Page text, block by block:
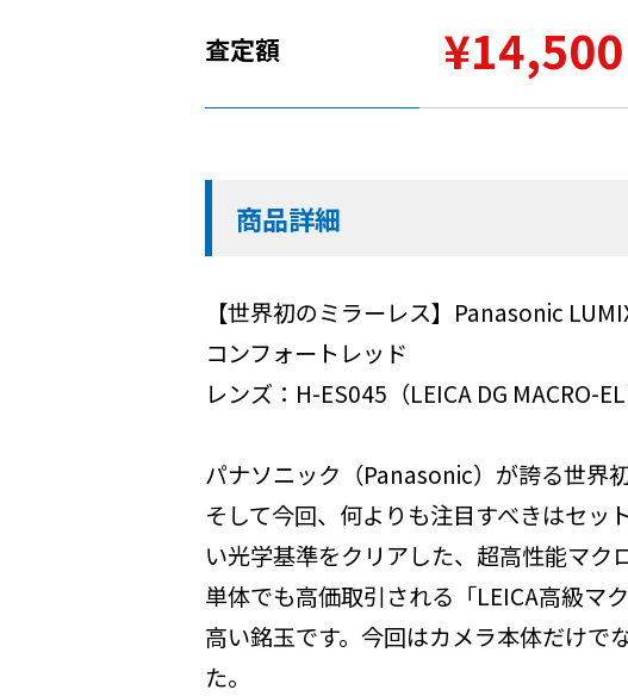
査定額 ¥14,500
商品詳細
【世界初のミラーレス】Panasonic
コンフォートレッド
レンズ：H-ES045（LEICA DG MACRO-
パナソニック（Panasonic）が誇る世界
そして今回、何よりも注目すべきはセッ
い光学基準をクリアした、超高性能マク
単体でも高価取引される「LEICA高級マ
高い銘玉です。今回はカメラ本体だけで
た。